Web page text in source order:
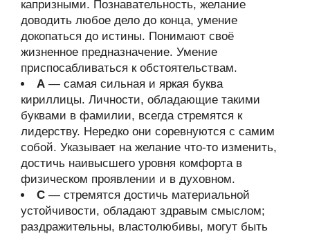
капризными. Познавательность, желание
доводить любое дело до конца, умение
докопаться до истины. Понимают своё
жизненное предназначение. Умение
приспосабливаться к обстоятельствам.
А — самая сильная и яркая буква
кириллицы. Личности, обладающие такими
буквами в фамилии, всегда стремятся к
лидерству. Нередко они соревнуются с самим
собой. Указывает на желание что-то изменить,
достичь наивысшего уровня комфорта в
физическом проявлении и в духовном.
С — стремятся достичь материальной
устойчивости, обладают здравым смыслом;
раздражительны, властолюбивы, могут быть